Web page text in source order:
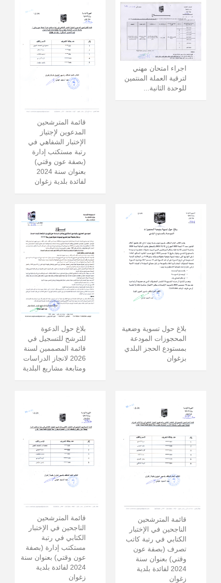
قائمة المترشحين
المدعوين لإجتياز
الإختبار الشفاهي في
رتبة مستكتب إدارة
(بصفة عون وقتي)
بعنوان سنة 2024
لفائدة بلدية زغوان
اجراء امتحان مهني
لترقية العملة المنتمين
للوحدة الثانية...
بلاغ حول الدعوة
للترشح للتسجيل في
قائمة المصممين لسنة
2026 لانجاز الدراسات
ومتابعة مشاريع البلدية
بلاغ حول تسوية وضعية
المحجوزات المودعة
بمستودع الحجز البلدي
بزغوان
قائمة المترشحين
الناجحين في الإختبار
الكتابي في رتبة
مستكتب إدارة (بصفة
عون وقتي) بعنوان سنة
2024 لفائدة بلدية
زغوان
قائمة المترشحين
الناجحين في الإختبار
الكتابي في رتبة كاتب
تصرف (بصفة عون
وقتي) بعنوان سنة
2024 لفائدة بلدية
زغوان